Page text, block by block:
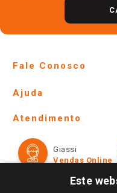
Fale Conosco
Lojas Físicas e Horários
Ofertas
Televendas
Ajuda
Formas de Pagamento
Políticas de entrega
Trocas e Devoluções
Atendimento
Giassi
Vendas Online
Este